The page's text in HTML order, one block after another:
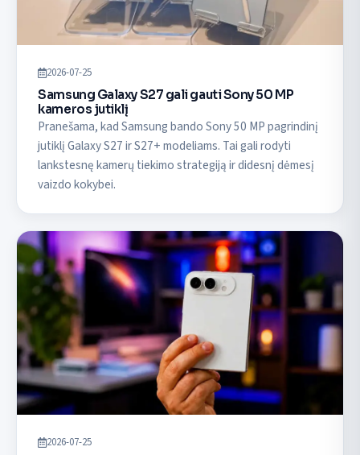
2026-07-25
Samsung Galaxy S27 gali gauti Sony 50 MP
kameros jutiklį
Pranešama, kad Samsung bando Sony 50 MP pagrindinį
jutiklį Galaxy S27 ir S27+ modeliams. Tai gali rodyti
lankstesnę kamerų tiekimo strategiją ir didesnį dėmesį
vaizdo kokybei.
2026-07-25